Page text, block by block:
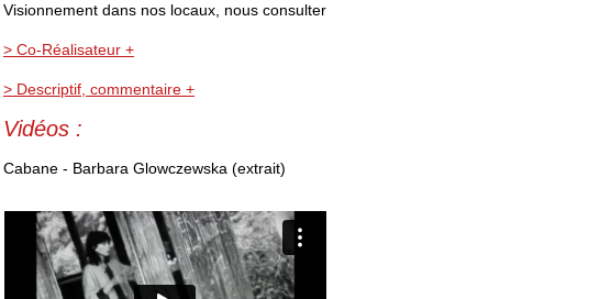
Visionnement dans nos locaux, nous consulter
> Co-Réalisateur +
> Descriptif, commentaire +
Vidéos :
Cabane - Barbara Glowczewska (extrait)